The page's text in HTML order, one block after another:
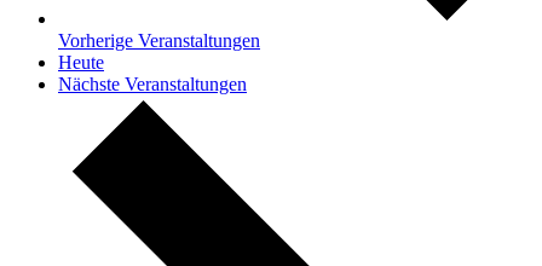
Vorherige Veranstaltungen
Heute
Nächste Veranstaltungen